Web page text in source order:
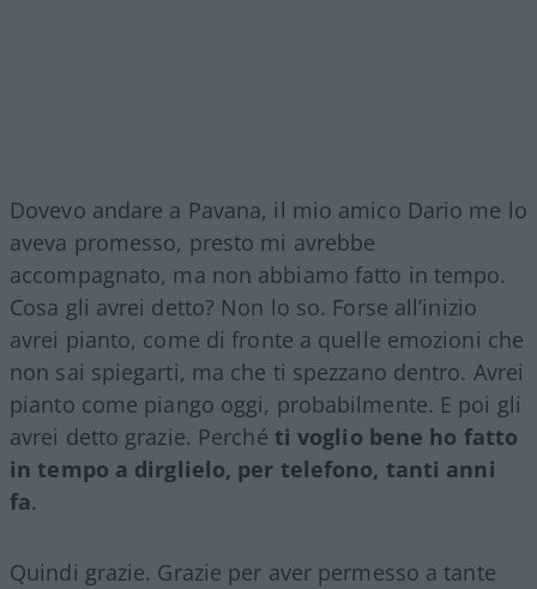
Dovevo andare a Pavana, il mio amico Dario me lo
aveva promesso, presto mi avrebbe
accompagnato, ma non abbiamo fatto in tempo.
Cosa gli avrei detto? Non lo so. Forse all’inizio
avrei pianto, come di fronte a quelle emozioni che
non sai spiegarti, ma che ti spezzano dentro. Avrei
pianto come piango oggi, probabilmente. E poi gli
avrei detto grazie. Perché ti voglio bene ho fatto
in tempo a dirglielo, per telefono, tanti anni
fa.
Quindi grazie. Grazie per aver permesso a tante